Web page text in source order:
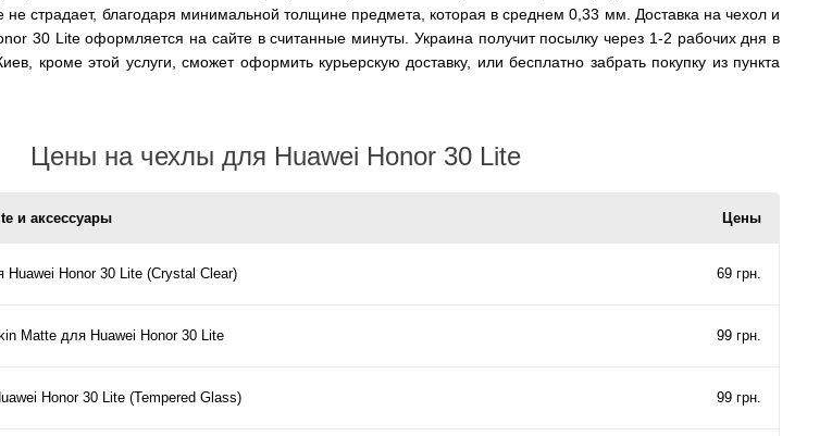
не страдает, благодаря минимальной толщине предмета, которая в среднем 0,33 мм. Доставка на чехол и
30 Lite оформляется на сайте в считанные минуты. Украина получит посылку через 1-2 рабочих дня в
кроме этой услуги, сможет оформить курьерскую доставку, или бесплатно забрать покупку из пункта
Цены на чехлы для Huawei Honor 30 Lite
и аксессуары Цены
Honor 30 Lite (Crystal Clear) 69 грн.
Matte для Huawei Honor 30 Lite 99 грн.
Honor 30 Lite (Tempered Glass) 99 грн.